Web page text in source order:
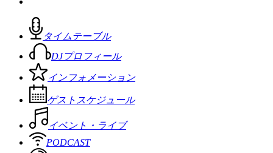
タイムテーブル
DJプロフィール
インフォメーション
ゲストスケジュール
イベント・ライブ
PODCAST